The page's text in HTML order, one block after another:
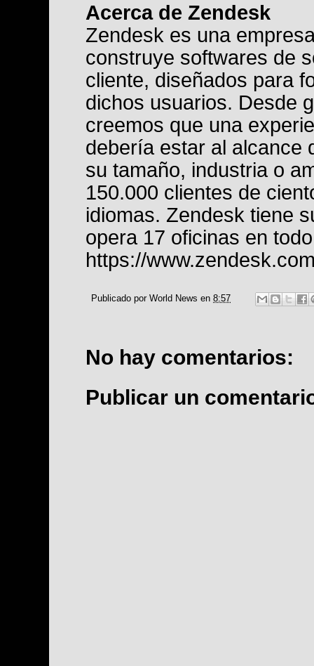
Acerca de Zendesk
Zendesk es una
construye softwares de
cliente, diseñados para
dichos usuarios. Desde
creemos que una
debería estar al alcance
su tamaño, industria o
150.000 clientes de
idiomas. Zendesk tiene
opera 17 oficinas en
https://
Publicado por World News en 8:57
No hay comentarios:
Publicar un